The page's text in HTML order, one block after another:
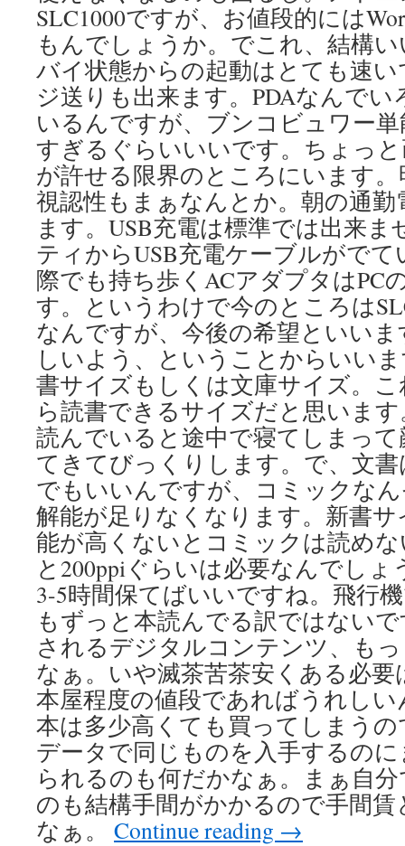
SLC1000ですが、お値段的には
もんでしょうか。でこれ、結構
バイ状態からの起動はとても速
ジ送りも出来ます。PDAなんで
いるんですが、ブンコビュワー
すぎるぐらいいいです。ちょっ
が許せる限界のところにいます
視認性もまぁなんとか。朝の通
ます。USB充電は標準では出来
ティからUSB充電ケーブルがで
際でも持ち歩くACアダプタはPC
す。というわけで今のところは
なんですが、今後の希望といい
しいよう、ということからいい
書サイズもしくは文庫サイズ。
ら読書できるサイズだと思いま
読んでいると途中で寝てしまって
てきてびっくりします。で、文
でもいいんですが、コミックな
解能が足りなくなります。新書
能が高くないとコミックは読め
と200ppiぐらいは必要なんでし
3-5時間保てばいいですね。飛行
もずっと本読んでる訳ではない
されるデジタルコンテンツ、も
なぁ。いや滅茶苦茶安くある必
本屋程度の値段であればうれし
本は多少高くても買ってしまう
データで同じものを入手するの
られるのも何だかなぁ。まぁ自
のも結構手間がかかるので手間
なぁ。 Continue reading →